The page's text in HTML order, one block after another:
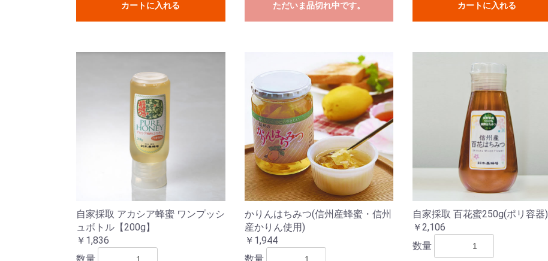
カートに入れる ただいま品切れ中です。 カートに入れる
自家採取 アカシア蜂蜜 ワンプッシ
ュボトル【200g】
￥1,836
かりんはちみつ(信州産蜂蜜・信州
産かりん使用)
￥1,944
自家採取 百花蜜250g(ポリ容器)
￥2,106
数量